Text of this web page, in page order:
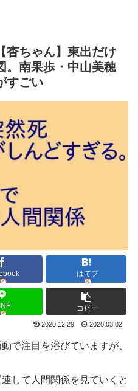
杏ちゃん】東出だけ
。南果歩・中山美穂
すごい
はてブ
コピー
2020.12.29 2020.03.02
で注目を浴びていますが、
して人間関係を見ていくと